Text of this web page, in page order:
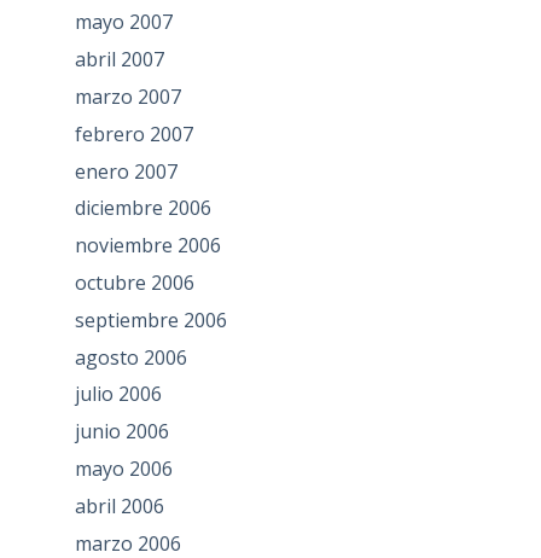
mayo 2007
abril 2007
marzo 2007
febrero 2007
enero 2007
diciembre 2006
noviembre 2006
octubre 2006
septiembre 2006
agosto 2006
julio 2006
junio 2006
mayo 2006
abril 2006
marzo 2006